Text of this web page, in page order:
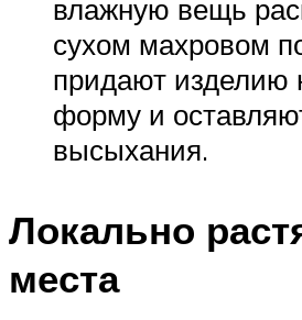
влажную вещь
сухом махровом
придают изделию
форму и
высыхания.
Локально
места